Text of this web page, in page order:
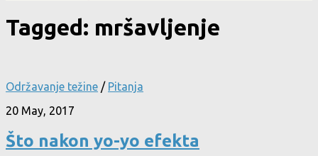
Tagged: mršavljenje
Održavanje težine / Pitanja
20 May, 2017
Što nakon yo-yo efekta